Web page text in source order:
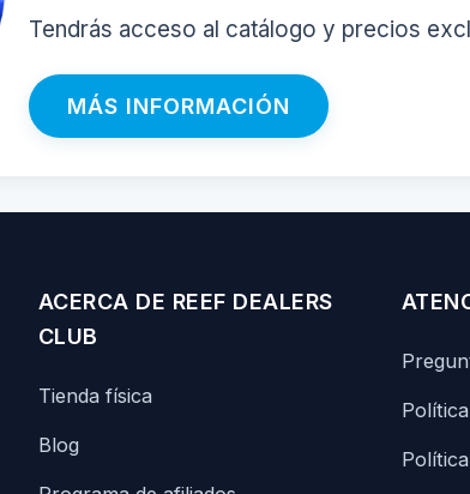
Tendrás acceso al catálogo y precios
MÁS INFORMACIÓN
ACERCA DE REEF DEALERS
CLUB
Tienda física
Blog